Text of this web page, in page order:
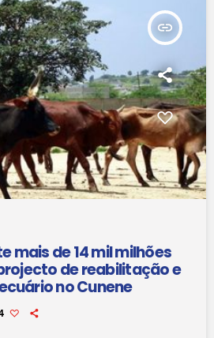
insert_link
mais de 14 mil milhões
de reabilitação e
no Cunene